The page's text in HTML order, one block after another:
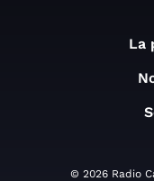
La
© 2026 Radio